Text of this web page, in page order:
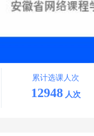
累计选课人次
12948 人次